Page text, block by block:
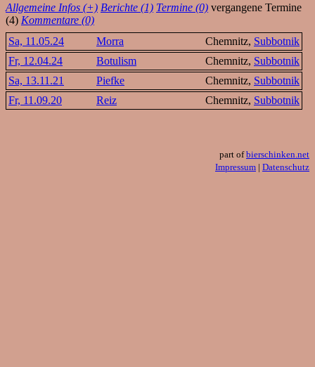
Allgemeine Infos (+) Berichte (1) Termine (0) vergangene Termine
(4) Kommentare (0)
Sa, 11.05.24
Morra Chemnitz, Subbotnik
Fr, 12.04.24
Botulism Chemnitz, Subbotnik
Sa, 13.11.21
Piefke Chemnitz, Subbotnik
Fr, 11.09.20
Reiz Chemnitz, Subbotnik
part ofbierschinken.net
Impressum | Datenschutz